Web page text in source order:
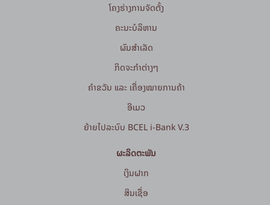
ໂຄງຮ່າງການຈັດຕັ້ງ
ຄະນະບໍລິຫານ
ຜົນສຳເລັດ
ກິດຈະກໍາຕ່າງໆ
ຄຳຂວັນ ແລະ ເຄື່ອງໝາຍການຄ້າ
ອີເມວ
ຍ້າຍໄປລະບົບ BCEL i-Bank V.3
ຜະລິດຕະພັນ
ເງິນຝາກ
ສິນເຊື່ອ